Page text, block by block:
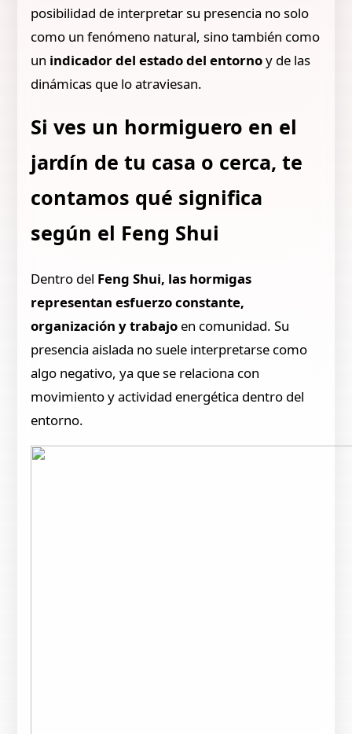
posibilidad de interpretar su presencia no solo
como un fenómeno natural, sino también como
un indicador del estado del entornoy de las
dinámicas que lo atraviesan.
Si ves un hormiguero en el
jardín de tu casa o cerca, te
contamos qué significa
según el Feng Shui
Dentro del Feng Shui, las hormigas
representan esfuerzo constante,
organización y trabajo en comunidad. Su
presencia aislada no suele interpretarse como
algo negativo, ya que se relaciona con
movimiento y actividad energética dentro del
entorno.